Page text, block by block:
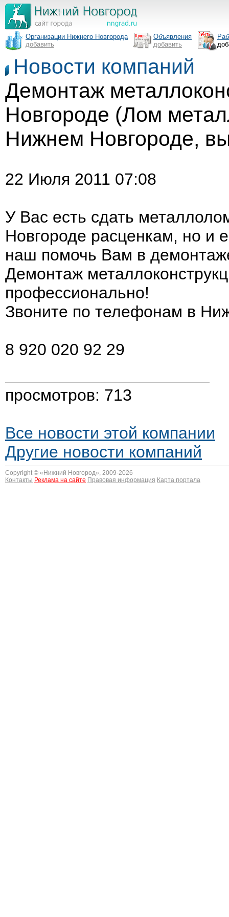
Организации Нижнего Новгорода
добавить
Объявления
добавить
Новости компаний
Демонтаж
Новгороде (Лом
Нижнем Новгороде,
22 Июля 2011 07:08
У Вас есть сдать
Новгороде расценкам, но и
наш помочь Вам в
Демонтаж
профессионально!
Звоните по телефонам в
8 920 020 92 29
просмотров: 713
Все новости этой компании
Другие новости компаний
Copyright © « Нижний Новгород», 2009-2026
Контакты Реклама на сайте Правовая информация Карта портала